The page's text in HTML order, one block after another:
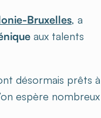
Bruxelles, a
aux talents
désormais prêts à
espère nombreux